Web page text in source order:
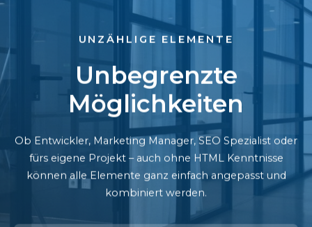
UNZÄHLIGE ELEMENTE
Unbegrenzte
Möglichkeiten
Ob Entwickler, Marketing Manager, SEO Spezialist oder
fürs eigene Projekt – auch ohne HTML Kenntnisse
können alle Elemente ganz einfach angepasst und
kombiniert werden.